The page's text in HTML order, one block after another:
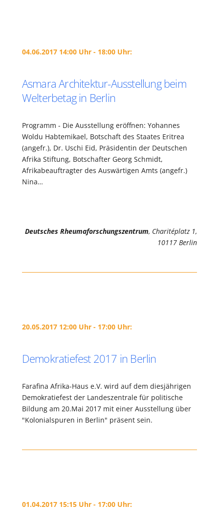
04.06.2017 14:00 Uhr - 18:00 Uhr:
Asmara Architektur-Ausstellung beim
Welterbetag in Berlin
Programm - Die Ausstellung eröffnen: Yohannes
Woldu Habtemikael, Botschaft des Staates Eritrea
(angefr.), Dr. Uschi Eid, Präsidentin der Deutschen
Afrika Stiftung, Botschafter Georg Schmidt,
Afrikabeauftragter des Auswärtigen Amts (angefr.)
Nina…
Deutsches Rheumaforschungszentrum, Charitéplatz 1,
10117 Berlin
20.05.2017 12:00 Uhr - 17:00 Uhr:
Demokratiefest 2017 in Berlin
Farafina Afrika-Haus e.V. wird auf dem diesjährigen
Demokratiefest der Landeszentrale für politische
Bildung am 20.Mai 2017 mit einer Ausstellung über
"Kolonialspuren in Berlin" präsent sein.
01.04.2017 15:15 Uhr - 17:00 Uhr: